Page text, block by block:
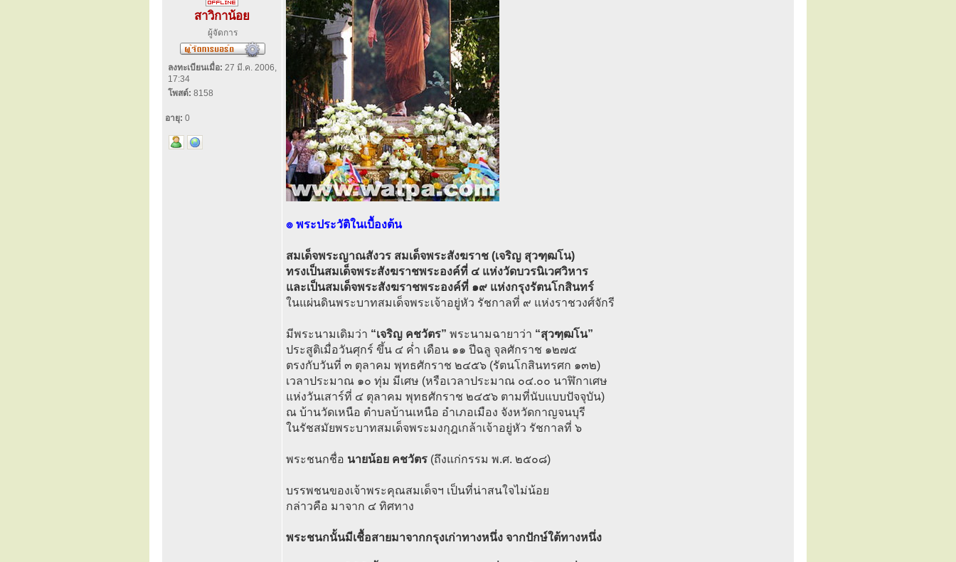
สาวิกาน้อย
ผู้จัดการ
ลงทะเบียนเมื่อ: 27 มี.ค. 2006,
17:34
โพสต์: 8158
อายุ: 0
๏ พระประวัติในเบื้องต้น
สมเด็จพระญาณสังวร สมเด็จพระสังฆราช (เจริญ สุวฑฺฒโน)
ทรงเป็นสมเด็จพระสังฆราชพระองค์ที่ ๔ แห่งวัดบวรนิเวศวิหาร
และเป็นสมเด็จพระสังฆราชพระองค์ที่ ๑๙ แห่งกรุงรัตนโกสินทร์
ในแผ่นดินพระบาทสมเด็จพระเจ้าอยู่หัว รัชกาลที่ ๙ แห่งราชวงศ์จักรี
มีพระนามเดิมว่า “เจริญ คชวัตร” พระนามฉายาว่า “สุวฑฺฒโน”
ประสูติเมื่อวันศุกร์ ขึ้น ๔ ค่ำ เดือน ๑๑ ปีฉลู จุลศักราช ๑๒๗๕
ตรงกับวันที่ ๓ ตุลาคม พุทธศักราช ๒๔๕๖ (รัตนโกสินทรศก ๑๓๒)
เวลาประมาณ ๑๐ ทุ่ม มีเศษ (หรือเวลาประมาณ ๐๔.๐๐ นาฬิกาเศษ
แห่งวันเสาร์ที่ ๔ ตุลาคม พุทธศักราช ๒๔๕๖ ตามที่นับแบบปัจจุบัน)
ณ บ้านวัดเหนือ ตำบลบ้านเหนือ อำเภอเมือง จังหวัดกาญจนบุรี
ในรัชสมัยพระบาทสมเด็จพระมงกุฎเกล้าเจ้าอยู่หัว รัชกาลที่ ๖
พระชนกชื่อ นายน้อย คชวัตร (ถึงแก่กรรม พ.ศ. ๒๕๐๘)
บรรพชนของเจ้าพระคุณสมเด็จฯ เป็นที่น่าสนใจไม่น้อย
กล่าวคือ มาจาก ๔ ทิศทาง
พระชนกนั้นมีเชื้อสายมาจากกรุงเก่าทางหนึ่ง จากปักษ์ใต้ทางหนึ่ง